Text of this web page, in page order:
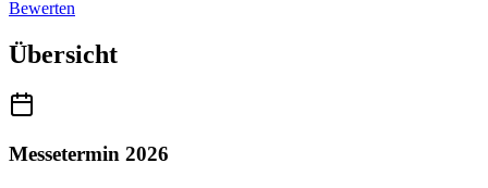
Bewerten
Übersicht
Messetermin 2026